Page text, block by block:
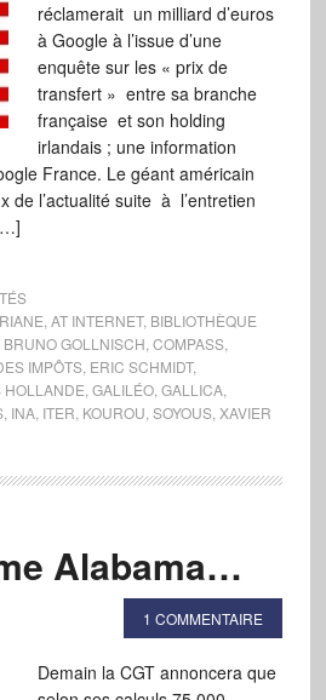
réclamerait un milliard d’euros
à Google à l’issue d’une
enquête sur les « prix de
transfert » entre sa branche
française et son holding
irlandais ; une information
France. Le géant américain
de l’actualité suite à l’entretien
AT INTERNET, BIBLIOTHÈQUE
BRUNO GOLLNISCH COMPASS,
IMPÔTS, ERIC SCHMIDT,
HOLLANDE GALILÉO, GALLICA,
, INA, ITER KOUROU SOYOUS, XAVIER
Alabama…
1 COMMENTAIRE
Demain la CGT annoncera que